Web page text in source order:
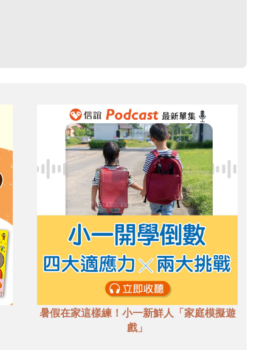
暑假在家這樣練！小一新鮮人「家庭模擬遊
戲」